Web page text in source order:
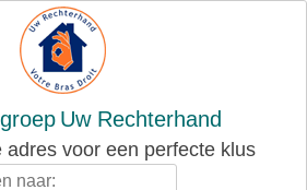
Uw Rechterhand
adres voor een perfecte klus